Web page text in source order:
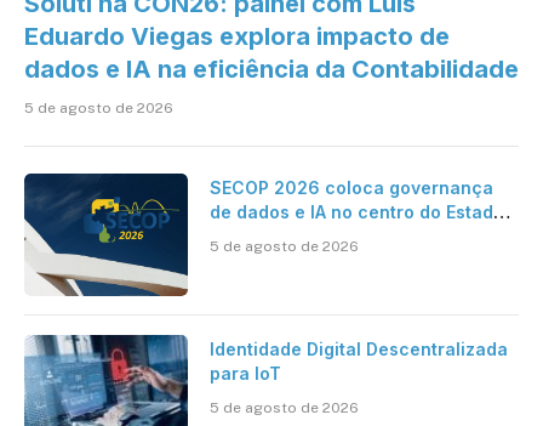
Eduardo Viegas explora impacto de
dados e IA na eficiência da Contabilidade
5 de agosto de 2026
SECOP 2026 coloca governança
de dados e IA no centro do Estado
inteligente
5 de agosto de 2026
Identidade Digital Descentralizada
para IoT
5 de agosto de 2026